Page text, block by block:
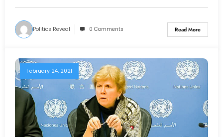
Politics Reveal 0 Comments Read More
February 24, 2021